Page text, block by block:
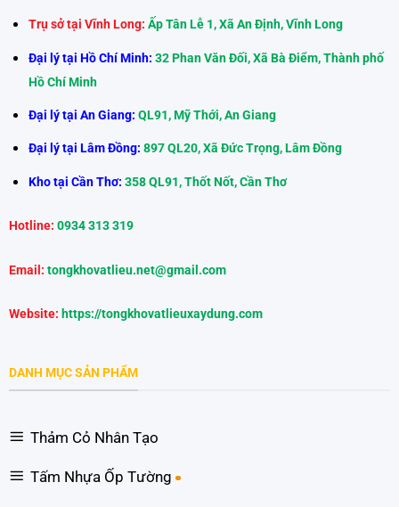
Trụ sở tại Vĩnh Long: Ấp Tân Lễ 1, Xã An Định, Vĩnh Long
Đại lý tại Hồ Chí Minh: 32 Phan Văn Đối, Xã Bà Điểm, Thành phố
Hồ Chí Minh
Đại lý tại An Giang: QL91, Mỹ Thới, An Giang
Đại lý tại Lâm Đồng:897 QL20, Xã Đức Trọng, Lâm Đồng
Kho tại Cần Thơ: 358 QL91, Thốt Nốt, Cần Thơ
Hotline: 0934 313 319
Email: tongkhovatlieu.net@gmail.com
Website: https://tongkhovatlieuxaydung.com
DANH MỤC SẢN PHẨM
Thảm Cỏ Nhân Tạo
Tấm Nhựa Ốp Tường